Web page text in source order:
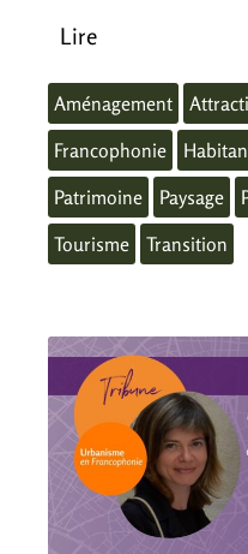
Lire
Aménagement
Francophonie
Patrimoine
Paysage
Tourisme
Transition